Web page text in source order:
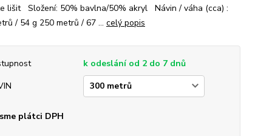
lišit Složení: 50% bavlna/50% akryl Návin / váha (cca) :
/ 54 g 250 metrů / 67 ... celý popis
k odeslání od 2 do 7 dnů
plátci DPH